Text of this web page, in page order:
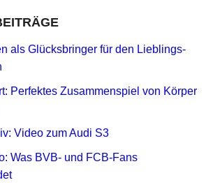
als Glücksbringer für den Lieblings-
Perfektes Zusammenspiel von Körper
Video zum Audi S3
Was BVB- und FCB-Fans